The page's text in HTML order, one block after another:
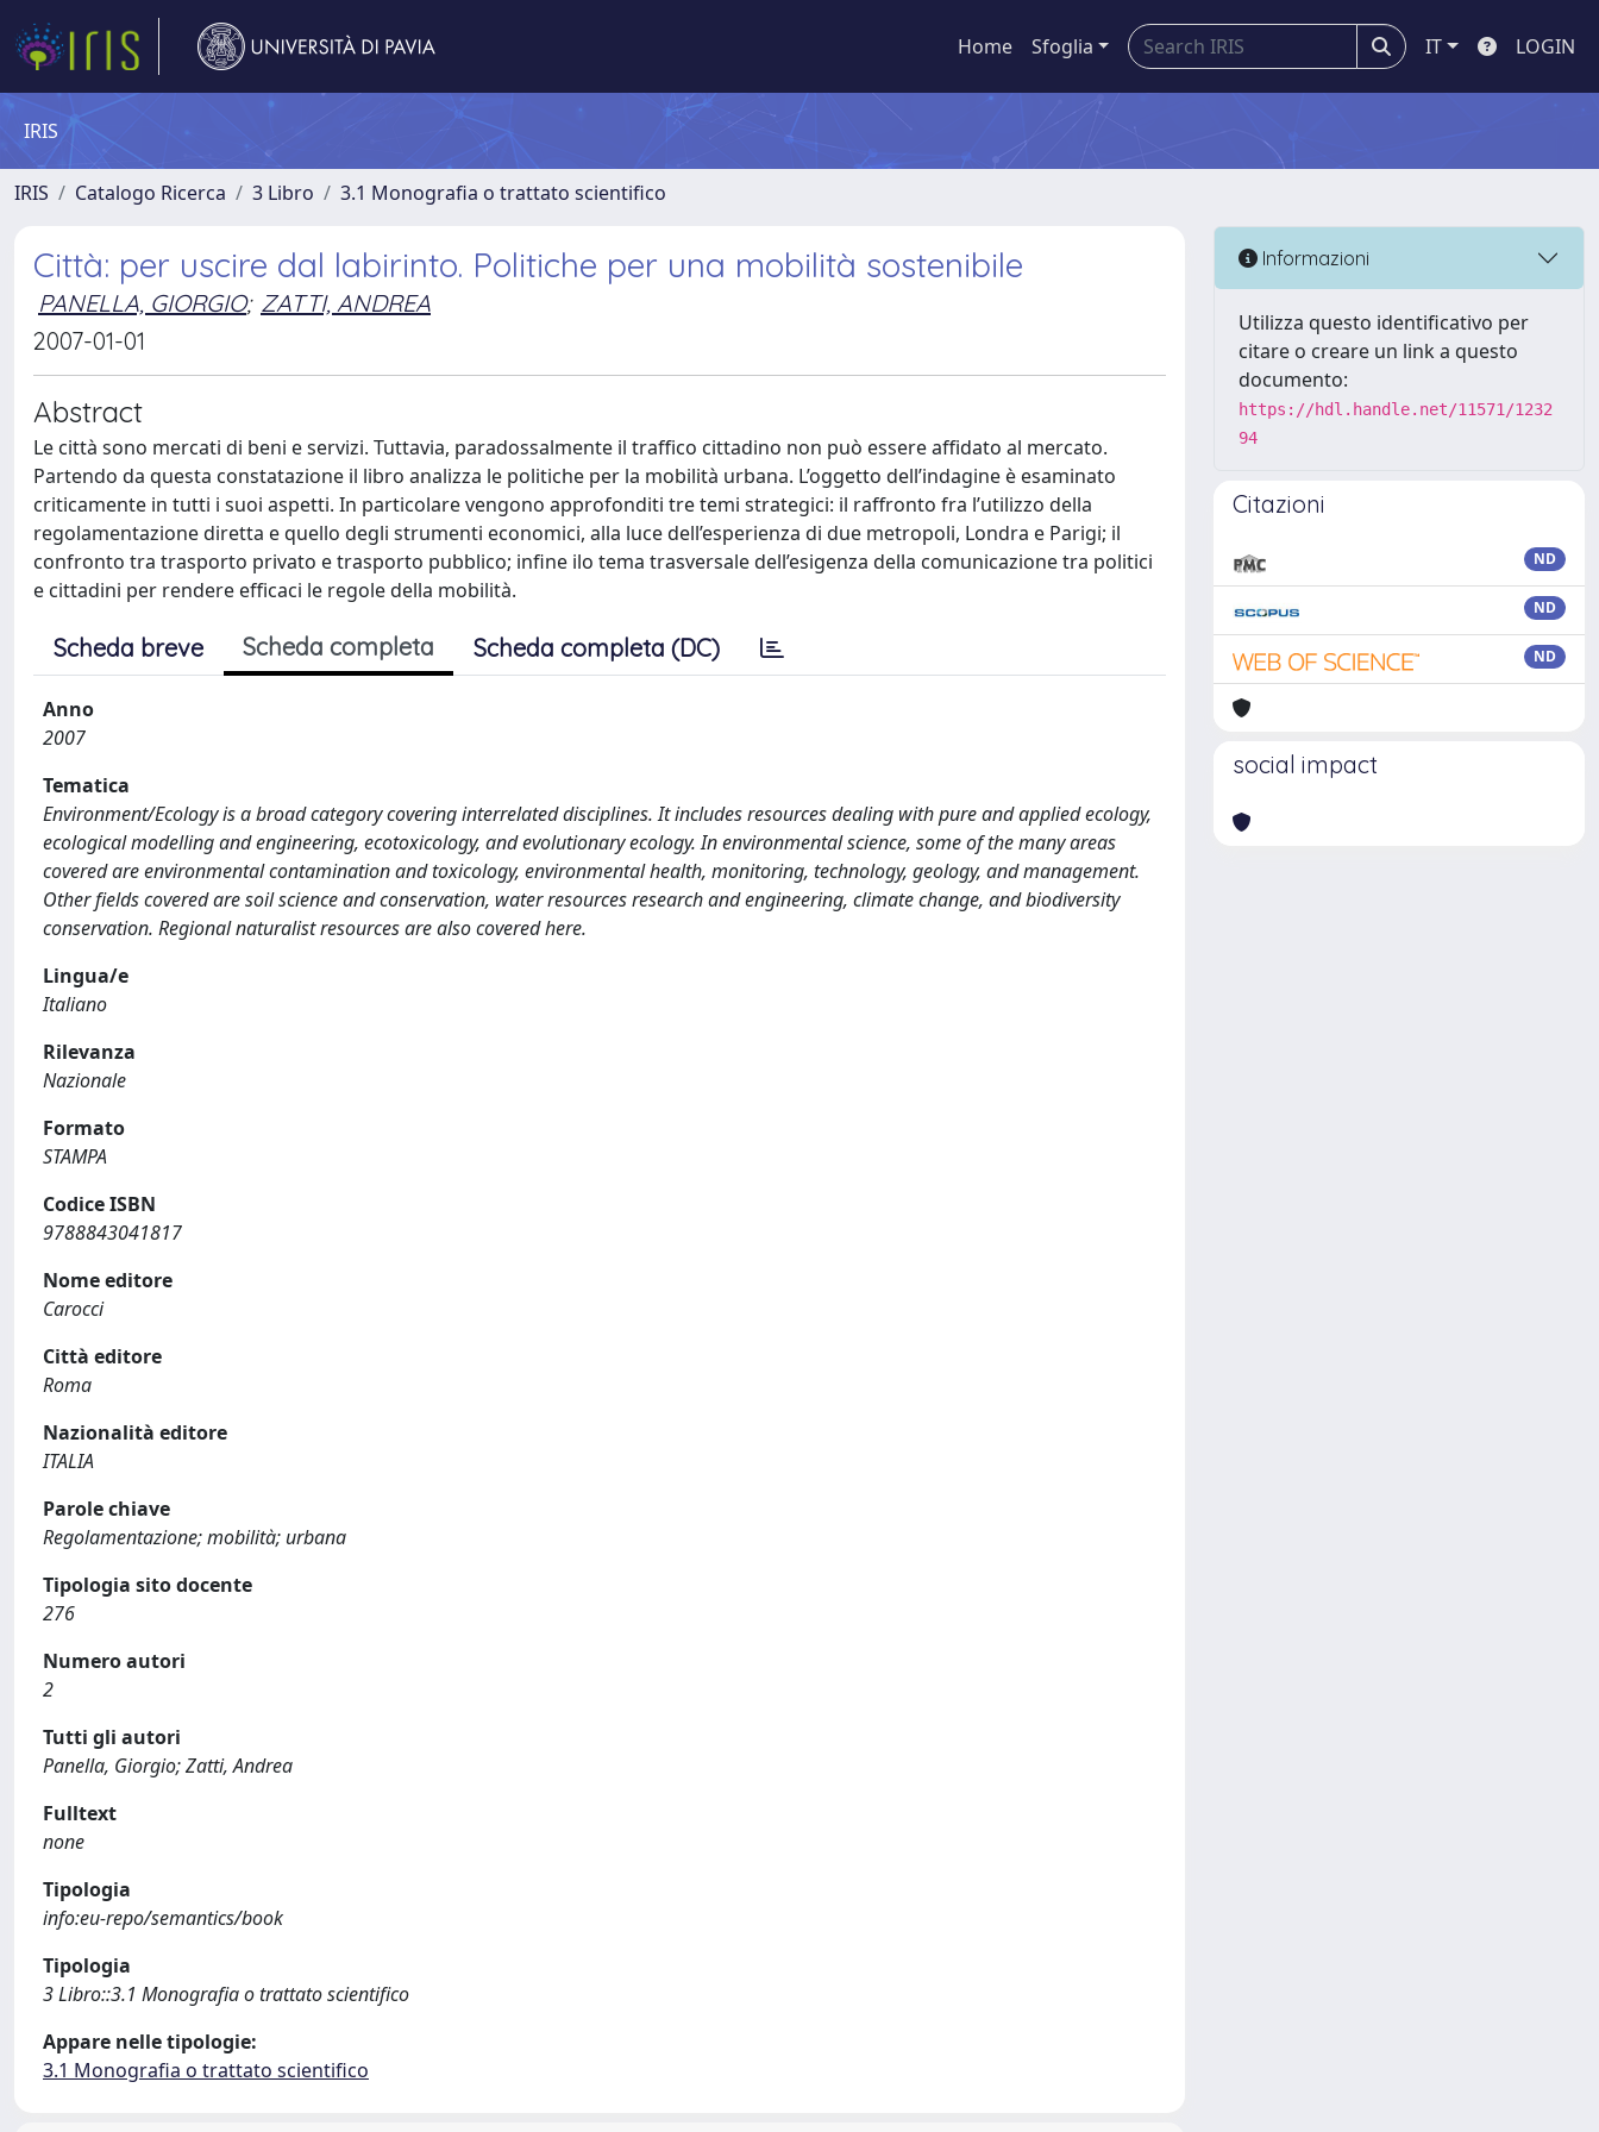
Home Sfoglia IT LOGIN
IRIS
IRIS Catalogo Ricerca 3 Libro 3.1 Monografia o trattato scientifico
Città: per uscire dal labirinto. Politiche per una mobilità sostenibile
PANELLA, GIORGIO; ZATTI, ANDREA
2007-01-01
Abstract
Le città sono mercati di beni e servizi. Tuttavia, paradossalmente il traffico cittadino non può essere affidato al mercato.
Partendo da questa constatazione il libro analizza le politiche per la mobilità urbana. L’oggetto dell’indagine è esaminato
criticamente in tutti i suoi aspetti. In particolare vengono approfonditi tre temi strategici: il raffronto fra l’utilizzo della
regolamentazione diretta e quello degli strumenti economici, alla luce dell’esperienza di due metropoli, Londra e Parigi; il
confronto tra trasporto privato e trasporto pubblico; infine ilo tema trasversale dell’esigenza della comunicazione tra politici
e cittadini per rendere efficaci le regole della mobilità.
Scheda breve Scheda completa Scheda completa (DC)
Anno
2007
Tematica
Environment/Ecology is a broad category covering interrelated disciplines. It includes resources dealing with pure and applied ecology,
ecological modelling and engineering, ecotoxicology, and evolutionary ecology. In environmental science, some of the many areas
covered are environmental contamination and toxicology, environmental health, monitoring, technology, geology, and management.
Other fields covered are soil science and conservation, water resources research and engineering, climate change, and biodiversity
conservation. Regional naturalist resources are also covered here.
Lingua/e
Italiano
Rilevanza
Nazionale
Formato
STAMPA
Codice ISBN
9788843041817
Nome editore
Carocci
Città editore
Roma
Nazionalità editore
ITALIA
Parole chiave
Regolamentazione; mobilità; urbana
Tipologia sito docente
276
Numero autori
2
Tutti gli autori
Panella, Giorgio; Zatti, Andrea
Fulltext
none
Tipologia
info:eu-repo/semantics/book
Tipologia
3 Libro::3.1 Monografia o trattato scientifico
Appare nelle tipologie:
3.1 Monografia o trattato scientifico
Informazioni
Utilizza questo identificativo per
citare o creare un link a questo
documento:
https://hdl.handle.net/11571/1232
94
Citazioni
ND
ND
ND
social impact